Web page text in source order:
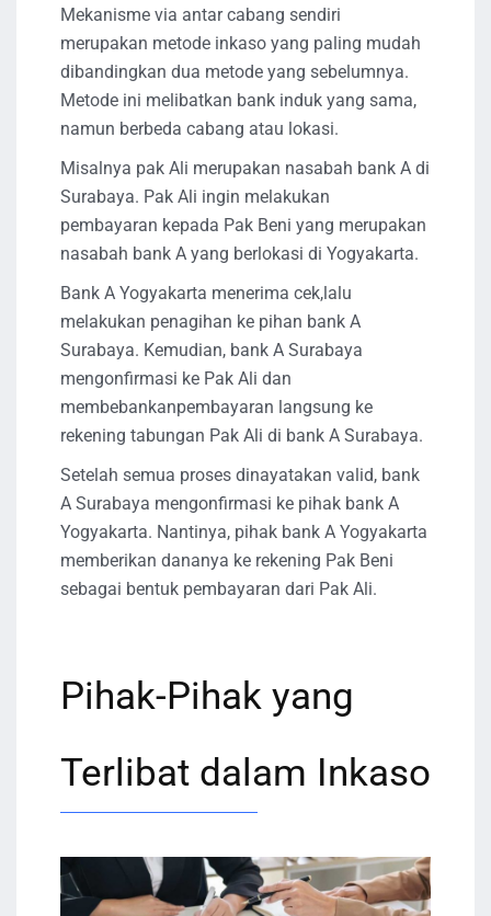
Mekanisme via antar cabang sendiri
merupakan metode inkaso yang paling mudah
dibandingkan dua metode yang sebelumnya.
Metode ini melibatkan bank induk yang sama,
namun berbeda cabang atau lokasi.
Misalnya pak Ali merupakan nasabah bank A di
Surabaya. Pak Ali ingin melakukan
pembayaran kepada Pak Beni yang merupakan
nasabah bank A yang berlokasi di Yogyakarta.
Bank A Yogyakarta menerima cek,lalu
melakukan penagihan ke pihan bank A
Surabaya. Kemudian, bank A Surabaya
mengonfirmasi ke Pak Ali dan
membebankanpembayaran langsung ke
rekening tabungan Pak Ali di bank A Surabaya.
Setelah semua proses dinayatakan valid, bank
A Surabaya mengonfirmasi ke pihak bank A
Yogyakarta. Nantinya, pihak bank A Yogyakarta
memberikan dananya ke rekening Pak Beni
sebagai bentuk pembayaran dari Pak Ali.
Pihak-Pihak yang
Terlibat dalam Inkaso